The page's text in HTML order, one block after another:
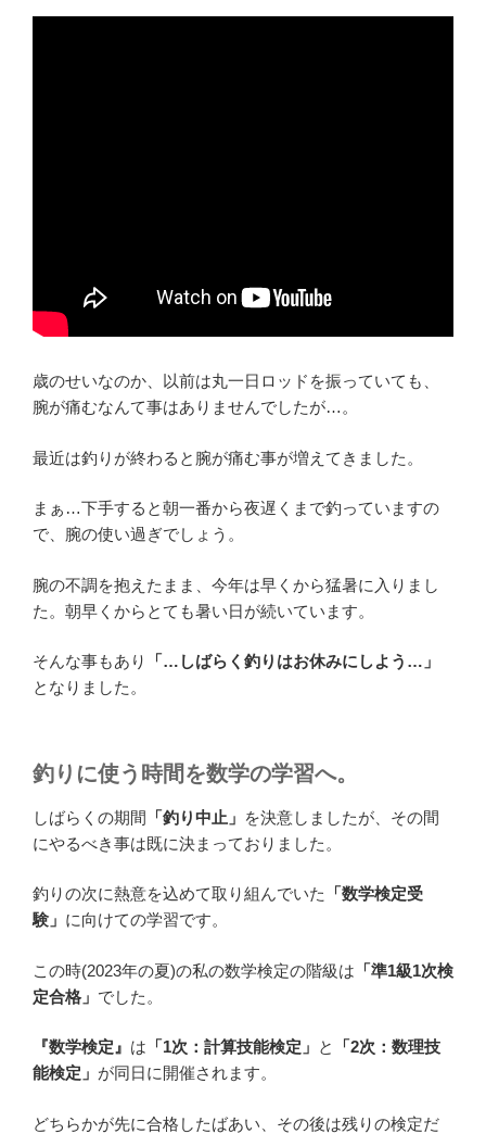
歳のせいなのか、以前は丸一日ロッドを振っていても、
腕が痛むなんて事はありませんでしたが…。
最近は釣りが終わると腕が痛む事が増えてきました。
まぁ…下手すると朝一番から夜遅くまで釣っていますの
で、腕の使い過ぎでしょう。
腕の不調を抱えたまま、今年は早くから猛暑に入りまし
た。朝早くからとても暑い日が続いています。
そんな事もあり
「…しばらく釣りはお休みにしよう…」
となりました。
釣りに使う時間を数学の学習へ。
しばらくの期間 「釣り中止」 を決意しましたが、その間
にやるべき事は既に決まっておりました。
釣りの次に熱意を込めて取り組んでいた
「数学検定受
験」 に向けての学習です。
この時(2023年の夏)の私の数学検定の階級は 「準1級1次検
定合格」 でした。
『数学検定』 は 「1次：計算技能検定」 と
「2次：数理技
能検定」 が同日に開催されます。
どちらかが先に合格したばあい、その後は残りの検定だ